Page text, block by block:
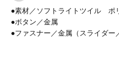
●素材／ソフトライトツイル ポ
●ボタン／金属
●ファスナー／金属（スライダー